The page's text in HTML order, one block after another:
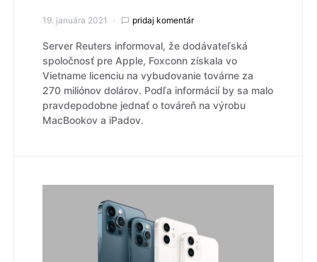
19. januára 2021 pridaj komentár
Server Reuters informoval, že dodávateľská
spoločnosť pre Apple, Foxconn získala vo
Vietname licenciu na vybudovanie továrne za
270 miliónov dolárov. Podľa informácií by sa malo
pravdepodobne jednať o továreň na výrobu
MacBookov a iPadov.